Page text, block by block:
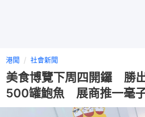
港聞 社會新聞
美食博覽下周四開鑼 勝
500罐鮑魚 展商推一毫